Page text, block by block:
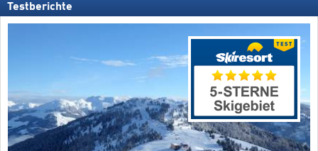
Testberichte